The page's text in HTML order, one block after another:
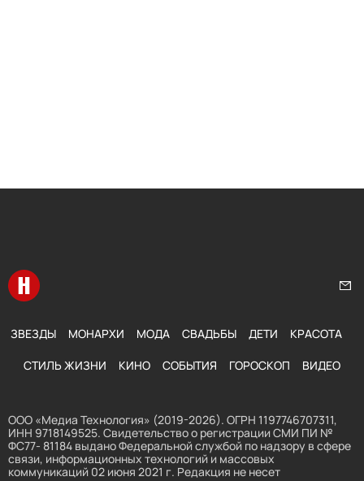
Перейти на главную
ЗВЕЗДЫ МОНАРХИ МОДА СВАДЬБЫ ДЕТИ КРАСОТА
СТИЛЬ ЖИЗНИ КИНО СОБЫТИЯ ГОРОСКОП ВИДЕО
ООО «Медиа Технология» (2019-2026). ОГРН 1197746707311,
ИНН 9718149525. Свидетельство о регистрации СМИ ПИ №
ФС77- 81184 выдано Федеральной службой по надзору в сфере
связи, информационных технологий и массовых
коммуникаций 02 июня 2021 г. Редакция не несет